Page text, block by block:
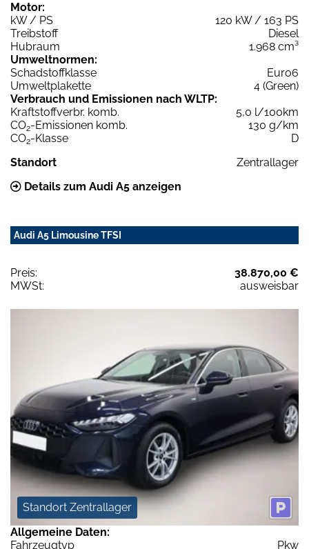
Motor:
kW / PS
120 kW / 163 PS
Treibstoff
Diesel
Hubraum
1.968 cm³
Umweltnormen:
Schadstoffklasse
Euro6
Umweltplakette
4 (Green)
Verbrauch und Emissionen nach WLTP:
Kraftstoffverbr. komb.
5,0 l/100km
CO2-Emissionen komb.
130 g/km
CO2-Klasse
D
Standort
Zentrallager
Details zum Audi A5 anzeigen
Audi A5 Limousine TFSI
Preis:
38.870,00 €
MWSt:
ausweisbar
Standort Zentrallager
Allgemeine Daten:
Fahrzeugtyp
Pkw